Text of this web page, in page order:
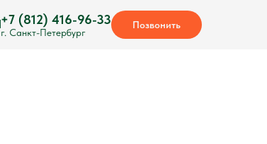
+7 (812) 416-96-33
г. Санкт-Петербург
Позвонить